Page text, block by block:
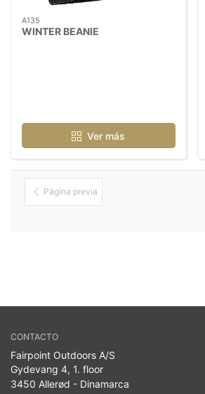
A135
WINTER BEANIE
Ver más
Página previa
CONTACTO
Fairpoint Outdoors A/S
Gydevang 4, 1. floor
3450 Allerød - Dinamarca